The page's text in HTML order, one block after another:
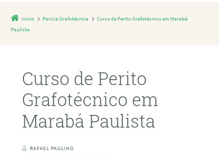
Início Perícia Grafotécnica
Curso de Perito Grafotécnico em Marabá
Paulista
Curso de Perito
Grafotécnico em
Marabá Paulista
RAFAEL PAULINO